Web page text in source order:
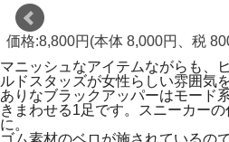
価格:8,800円(本体 8,000円、税
マニッシュなアイテムながらも、
ルドスタッズが女性らしい雰囲気
ありなブラックアッパーはモード
きまわせる1足です。スニーカー
に。